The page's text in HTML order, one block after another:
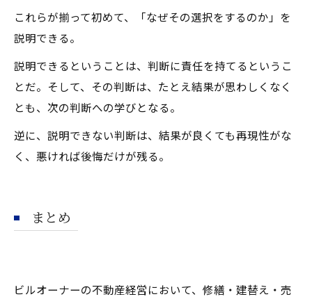
これらが揃って初めて、「なぜその選択をするのか」を
説明できる。
説明できるということは、判断に責任を持てるというこ
とだ。そして、その判断は、たとえ結果が思わしくなく
とも、次の判断への学びとなる。
逆に、説明できない判断は、結果が良くても再現性がな
く、悪ければ後悔だけが残る。
まとめ
ビルオーナーの不動産経営において、修繕・建替え・売